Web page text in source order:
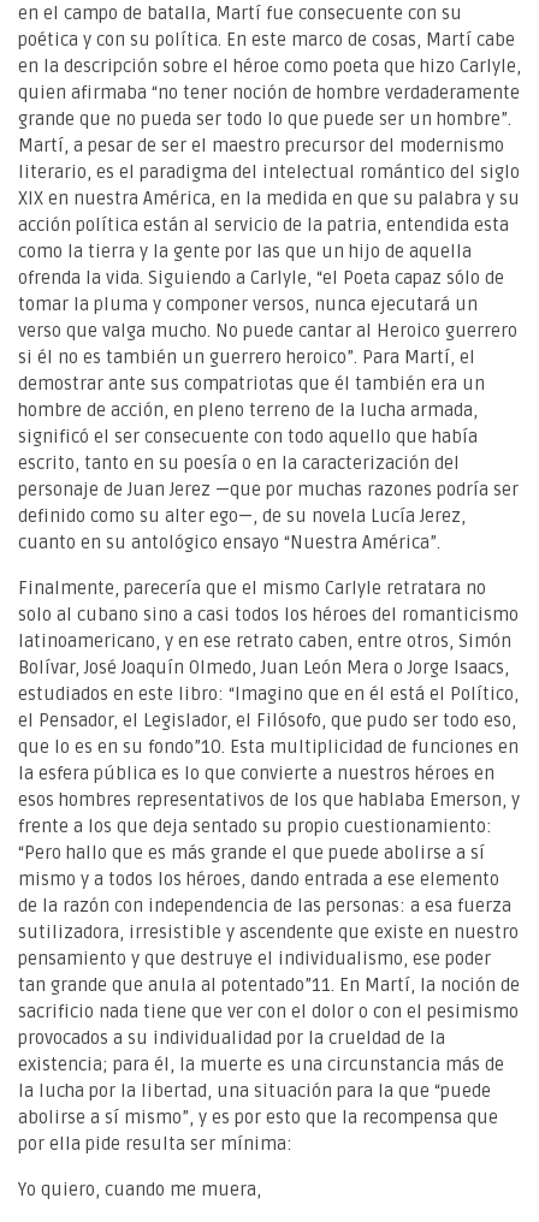
en el campo de batalla, Martí fue consecuente con su
poética y con su política. En este marco de cosas, Martí cabe
en la descripción sobre el héroe como poeta que hizo Carlyle,
quien afirmaba “no tener noción de hombre verdaderamente
grande que no pueda ser todo lo que puede ser un hombre”.
Martí, a pesar de ser el maestro precursor del modernismo
literario, es el paradigma del intelectual romántico del siglo
XIX en nuestra América, en la medida en que su palabra y su
acción política están al servicio de la patria, entendida esta
como la tierra y la gente por las que un hijo de aquella
ofrenda la vida. Siguiendo a Carlyle, “el Poeta capaz sólo de
tomar la pluma y componer versos, nunca ejecutará un
verso que valga mucho. No puede cantar al Heroico guerrero
si él no es también un guerrero heroico”. Para Martí, el
demostrar ante sus compatriotas que él también era un
hombre de acción, en pleno terreno de la lucha armada,
significó el ser consecuente con todo aquello que había
escrito, tanto en su poesía o en la caracterización del
personaje de Juan Jerez —que por muchas razones podría ser
definido como su alter ego—, de su novela Lucía Jerez,
cuanto en su antológico ensayo “Nuestra América”.
Finalmente, parecería que el mismo Carlyle retratara no
solo al cubano sino a casi todos los héroes del romanticismo
latinoamericano, y en ese retrato caben, entre otros, Simón
Bolívar, José Joaquín Olmedo, Juan León Mera o Jorge Isaacs,
estudiados en este libro: “Imagino que en él está el Político,
el Pensador, el Legislador, el Filósofo, que pudo ser todo eso,
que lo es en su fondo”10. Esta multiplicidad de funciones en
la esfera pública es lo que convierte a nuestros héroes en
esos hombres representativos de los que hablaba Emerson, y
frente a los que deja sentado su propio cuestionamiento:
“Pero hallo que es más grande el que puede abolirse a sí
mismo y a todos los héroes, dando entrada a ese elemento
de la razón con independencia de las personas: a esa fuerza
sutilizadora, irresistible y ascendente que existe en nuestro
pensamiento y que destruye el individualismo, ese poder
tan grande que anula al potentado”11. En Martí, la noción de
sacrificio nada tiene que ver con el dolor o con el pesimismo
provocados a su individualidad por la crueldad de la
existencia; para él, la muerte es una circunstancia más de
la lucha por la libertad, una situación para la que “puede
abolirse a sí mismo”, y es por esto que la recompensa que
por ella pide resulta ser mínima:
Yo quiero, cuando me muera,